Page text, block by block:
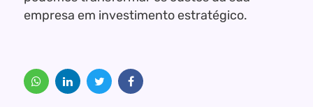
empresa em investimento estratégico.